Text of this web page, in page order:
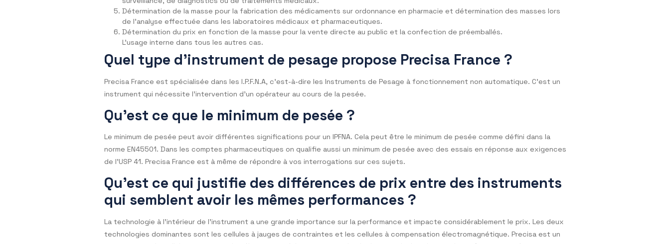
Détermination de la masse pour le calcul d’un péage, tarif, prime, amende, rémunération, indemnité ou redevance de type
similaire.
Détermination de la masse pour l’application d’une législation, d’une réglementation ou d’expertises judiciaires.
Détermination de la masse dans la pratique médicale en ce qui concerne le pesage des patients pour des raisons de
surveillance, de diagnostics ou de traitements médicaux.
Détermination de la masse pour la fabrication des médicaments sur ordonnance en pharmacie et détermination des masses lors
Détermination du prix en fonction de la masse pour la vente directe au public et la confection de préemballés.
L’usage interne dans tous les autres cas.
Quel type d’instrument de pesage propose Precisa France ?
Precisa France est spécialisée dans les I.P.F.N.A, c’est-à-dire les Instruments de Pesage à fonctionnement non automatique. C’est un
instrument qui nécessite l’intervention d’un opérateur au cours de la pesée.
Qu’est ce que le minimum de pesée ?
Le minimum de pesée peut avoir différentes significations pour un IPFNA. Cela peut être le minimum de pesée comme défini dans la
norme EN45501. Dans les comptes pharmaceutiques on qualifie aussi un minimum de pesée avec des essais en réponse aux exigences
de l’USP 41. Precisa France est à même de répondre à vos interrogations sur ces sujets.